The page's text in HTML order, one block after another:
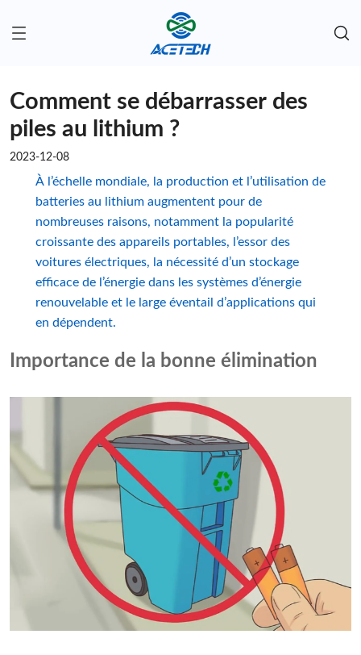
Comment se débarrasser des
piles au lithium ?
2023-12-08
À l’échelle mondiale, la production et l’utilisation de
batteries au lithium augmentent pour de
nombreuses raisons, notamment la popularité
croissante des appareils portables, l’essor des
voitures électriques, la nécessité d’un stockage
efficace de l’énergie dans les systèmes d’énergie
renouvelable et le large éventail d’applications qui
en dépendent.
Importance de la bonne élimination